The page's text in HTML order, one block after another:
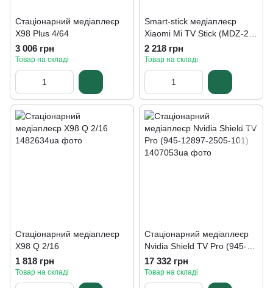
Стаціонарний медіаплеєр
X98 Plus 4/64
3 006 грн
Товар на складі
Smart-stick медіаплеєр
Xiaomi Mi TV Stick (MDZ-24-
AA)
2 218 грн
Товар на складі
Стаціонарний медіаплеєр
X98 Q 2/16
1 818 грн
Товар на складі
Стаціонарний медіаплеєр
Nvidia Shield TV Pro (945-
12897-2505-101)
17 332 грн
Товар на складі